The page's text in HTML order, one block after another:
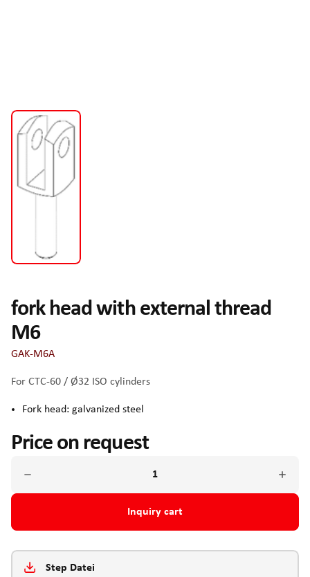
fork head with external thread
M6
GAK-M6A
For CTC-60 / Ø32 ISO cylinders
Fork head: galvanized steel
Price on request
Inquiry cart
Step Datei